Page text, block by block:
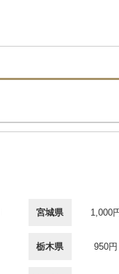
宮城県 1,000
栃木県 950円